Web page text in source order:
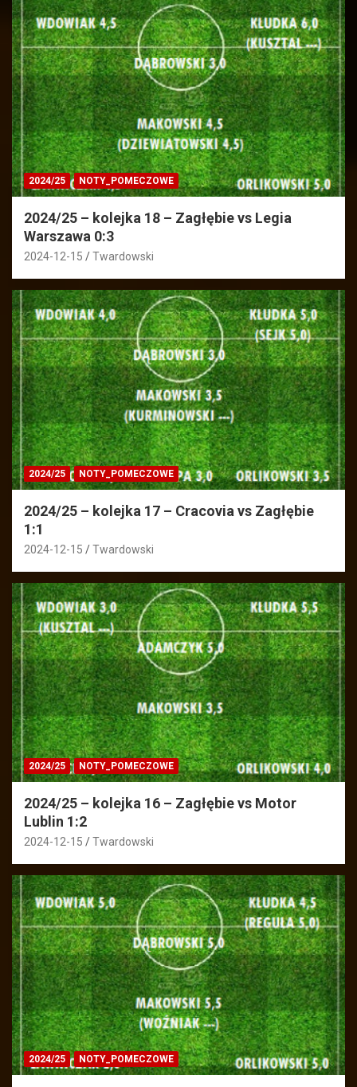
2024/25 NOTY_POMECZOWE
2024/25 – kolejka 18 – Zagłębie vs Legia
Warszawa 0:3
2024-12-15 Twardowski
2024/25 NOTY_POMECZOWE
2024/25 – kolejka 17 – Cracovia vs Zagłębie
1:1
2024-12-15 Twardowski
2024/25 NOTY_POMECZOWE
2024/25 – kolejka 16 – Zagłębie vs Motor
Lublin 1:2
2024-12-15 Twardowski
2024/25 NOTY_POMECZOWE